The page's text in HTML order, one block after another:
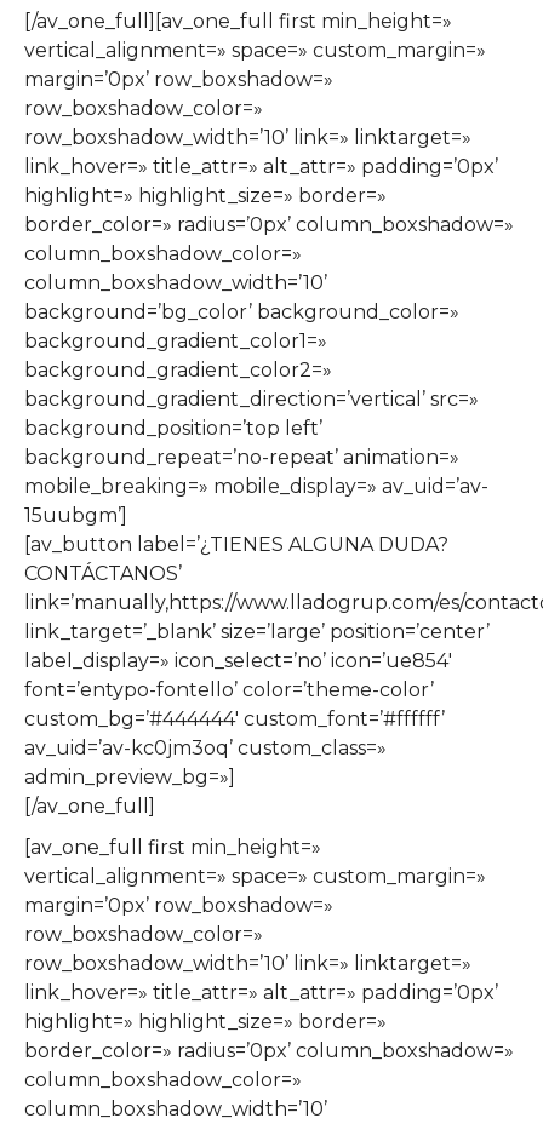
[/av_one_full][av_one_full first min_height=»
vertical_alignment=» space=» custom_margin=»
margin=’0px’ row_boxshadow=»
row_boxshadow_color=»
row_boxshadow_width=’10’ link=» linktarget=»
link_hover=» title_attr=» alt_attr=» padding=’0px’
highlight=» highlight_size=» border=»
border_color=» radius=’0px’ column_boxshadow=»
column_boxshadow_color=»
column_boxshadow_width=’10’
background=’bg_color’ background_color=»
background_gradient_color1=»
background_gradient_color2=»
background_gradient_direction=’vertical’ src=»
background_position=’top left’
background_repeat=’no-repeat’ animation=»
mobile_breaking=» mobile_display=» av_uid=’av-
15uubgm’]
[av_button label=’¿TIENES ALGUNA DUDA?
CONTÁCTANOS’
link=’manually,https://www.lladogrup.com/es/
link_target=’_blank’ size=’large’ position=’center’
label_display=» icon_select=’no’ icon=’ue854′
font=’entypo-fontello’ color=’theme-color’
custom_bg=’#444444′ custom_font=’#ffffff’
av_uid=’av-kc0jm3oq’ custom_class=»
admin_preview_bg=»]
[/av_one_full]
[av_one_full first min_height=»
vertical_alignment=» space=» custom_margin=»
margin=’0px’ row_boxshadow=»
row_boxshadow_color=»
row_boxshadow_width=’10’ link=» linktarget=»
link_hover=» title_attr=» alt_attr=» padding=’0px’
highlight=» highlight_size=» border=»
border_color=» radius=’0px’ column_boxshadow=»
column_boxshadow_color=»
column_boxshadow_width=’10’